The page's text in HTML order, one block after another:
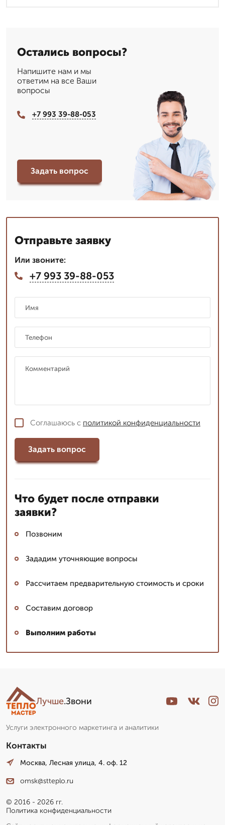
Остались вопросы?
Напишите нам и мы
ответим на все Ваши
вопросы
+7 993 39-88-053
Задать вопрос
Отправьте заявку
Или звоните:
+7 993 39-88-053
Соглашаюсь с политикой конфиденциальности
Задать вопрос
Что будет после отправки
заявки?
Позвоним
Зададим уточняющие вопросы
Рассчитаем предварительную стоимость и сроки
Составим договор
Выполним работы
Лучше.Звони
Услуги электронного маркетинга и аналитики
Контакты
Москва, Лесная улица, 4. оф. 12
omsk@stteplo.ru
© 2016 - 2026 гг.
Политика конфиденциальности